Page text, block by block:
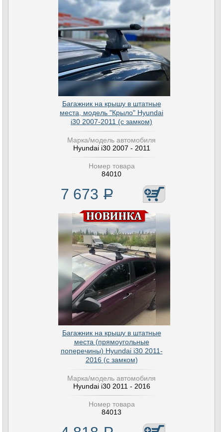
Багажник на крышу в штатные
места, модель "Крыло" Hyundai
i30 2007-2011 (с замком)
Марка/модель автомобиля
Hyundai i30 2007 - 2011
Номер товара
84010
7 673 Р
Багажник на крышу в штатные
места (прямоугольные
поперечины) Hyundai i30 2011-
2016 (с замком)
Марка/модель автомобиля
Hyundai i30 2011 - 2016
Номер товара
84013